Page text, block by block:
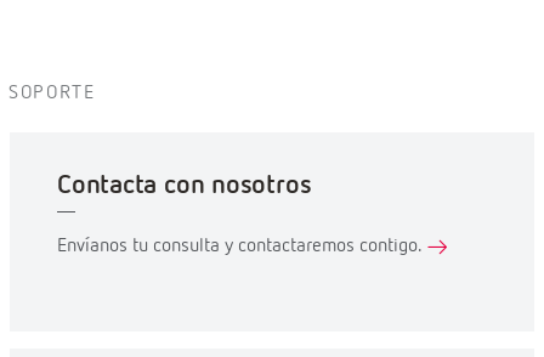
SOPORTE
Contacta con nosotros
Envíanos tu consulta y contactaremos contigo.